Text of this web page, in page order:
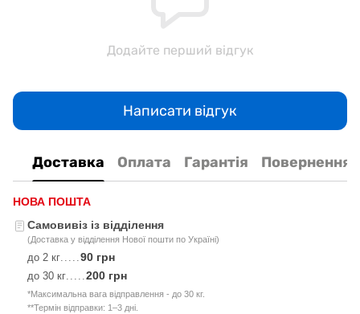
Додайте перший відгук
Написати відгук
Доставка Оплата Гарантія Повернення
НОВА ПОШТА
Самовивіз із відділення
(Доставка у відділення Нової пошти по Україні)
до 2 кг.....90 грн
до 30 кг.....200 грн
*Максимальна вага відправлення - до 30 кг.
**Термін відправки: 1–3 дні.